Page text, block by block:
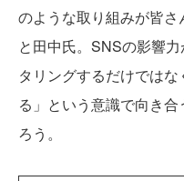
のような取り組みが皆さ
と田中氏。SNSの影響
タリングするだけでは
る」という意識で向き
ろう。